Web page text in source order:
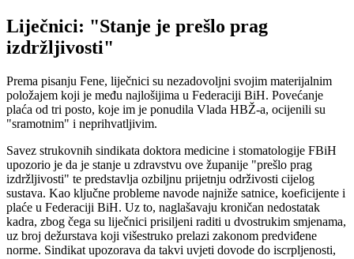
Liječnici: "Stanje je prešlo prag
izdržljivosti"
Prema pisanju Fene, liječnici su nezadovoljni svojim materijalnim
položajem koji je među najlošijima u Federaciji BiH. Povećanje
plaća od tri posto, koje im je ponudila Vlada HBŽ-a, ocijenili su
"sramotnim" i neprihvatljivim.
Savez strukovnih sindikata doktora medicine i stomatologije FBiH
upozorio je da je stanje u zdravstvu ove županije "prešlo prag
izdržljivosti" te predstavlja ozbiljnu prijetnju održivosti cijelog
sustava. Kao ključne probleme navode najniže satnice, koeficijente i
plaće u Federaciji BiH. Uz to, naglašavaju kroničan nedostatak
kadra, zbog čega su liječnici prisiljeni raditi u dvostrukim smjenama,
uz broj dežurstava koji višestruko prelazi zakonom predviđene
norme. Sindikat upozorava da takvi uvjeti dovode do iscrpljenosti,